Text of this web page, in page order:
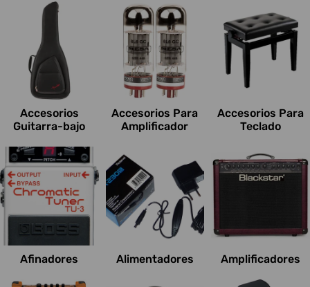
n
e
s
Accesorios
Guitarra-bajo
Accesorios Para
Amplificador
Accesorios Para
Teclado
Afinadores Alimentadores Amplificadores